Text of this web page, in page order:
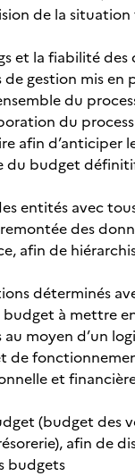
de la
et la fiabilité des
gestion mis en
du
du
afin
budget
entités avec
des
afin de
déterminés
à mettre
moyen d’un
de
et
(budget des
afin de
budgets